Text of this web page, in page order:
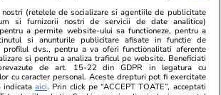
Citește mai multe
(retelele de socializare si agentiile de publicitate
si furnizorii nostri de servicii de date analitice)
a permite website-ului sa functioneze, pentru a
si anunturile publicitare afisate in functie de
profilul dvs., pentru a va oferi functionalitati aferente
si pentru a analiza traficul pe website. Beneficiati
de art. 15-22 din GDPR in legatura cu
cu caracter personal. Aceste drepturi pot fi exercitate
indicataaici. Prin click pe “ACCEPT TOATE”, acceptati